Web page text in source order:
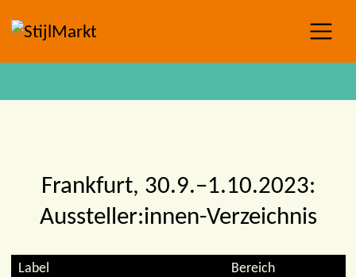
Frankfurt, 30.9.–1.10.2023:
Aussteller:innen-Verzeichnis
Label
Bereich